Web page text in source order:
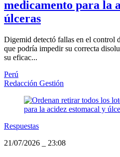
medicamento para la
úlceras
Digemid detectó fallas en el control
que podría impedir su correcta
su eficac...
Perú
Redacción Gestión
Respuestas
21/07/2026
23:08